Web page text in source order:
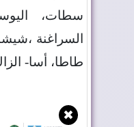
سطات،
السراغنة
طاطا، أسا-
✖